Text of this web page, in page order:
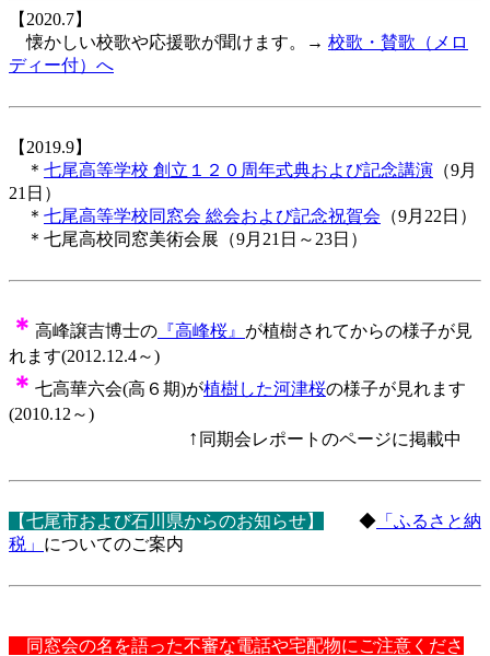
【2020.7】
懐かしい校歌や応援歌が聞けます。→ 校歌・賛歌（メロ
ディー付）へ
【2019.9】
＊ 七尾高等学校 創立１２０周年式典および記念講演 （9月
21日）
＊ 七尾高等学校同窓会 総会および記念祝賀会 （9月22日）
＊七尾高校同窓美術会展（9月21日～23日）
＊ 高峰譲吉博士の 『高峰桜』 が植樹されてからの様子が見
れます(2012.12.4～)
＊ 七高華六会(高６期)が植樹した河津桜の様子が見れます
(2010.12～)
↑ 同期会レポートのページに掲載中
【七尾市および石川県からのお知らせ】 ◆ 「ふるさと納
税」 についてのご案内
同窓会の名を語った不審な電話や宅配物にご注意くださ